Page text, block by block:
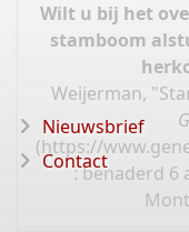
Wilt u bij het
stamboom
Weijerman,
(https://
: benaderd 6
Nieuwsbrief
Contact